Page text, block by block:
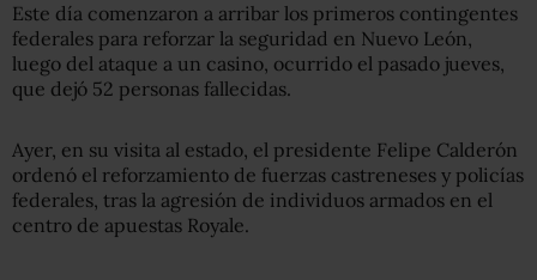
Este día comenzaron a arribar los primeros contingentes
federales para reforzar la seguridad en Nuevo León,
luego del ataque a un casino, ocurrido el pasado jueves,
que dejó 52 personas fallecidas.
Ayer, en su visita al estado, el presidente Felipe Calderón
ordenó el reforzamiento de fuerzas castreneses y policías
federales, tras la agresión de individuos armados en el
centro de apuestas Royale.